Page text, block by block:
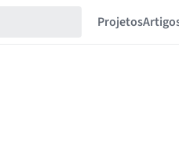
Projetos